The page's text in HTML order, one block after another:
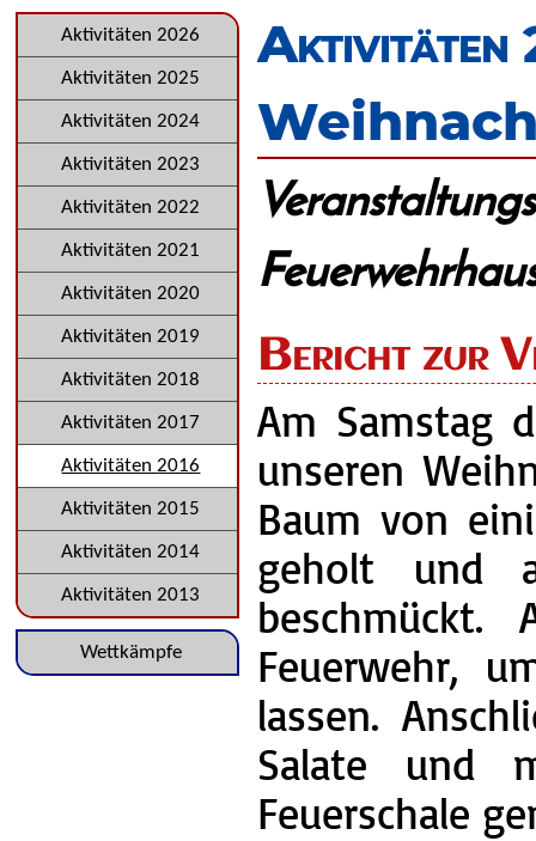
überspringen
Aktivitäten
Bericht zur
Am Samstag
unseren
Baum von
geholt und
Feuerwehr,
lassen.
Salate und
Feuerschale
Navigation
überspringen
Aktivitäten 2026
Aktivitäten 2025
Aktivitäten 2024
Aktivitäten 2023
Aktivitäten 2022
Aktivitäten 2021
Aktivitäten 2020
Aktivitäten 2019
Aktivitäten 2018
Aktivitäten 2017
Aktivitäten 2016
Aktivitäten 2015
Aktivitäten 2014
Aktivitäten 2013
NavigationWettkämpfe